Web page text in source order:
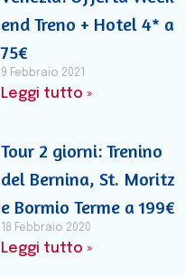
end Treno + Hotel 4* a
75€
9 Febbraio 2021
Leggi tutto »
Tour 2 giorni: Trenino
del Bernina, St. Moritz
e Bormio Terme a 199€
18 Febbraio 2020
Leggi tutto »